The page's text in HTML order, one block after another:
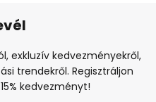
exkluzív kedvezményekről,
trendekről. Regisztráljon
kedvezményt!